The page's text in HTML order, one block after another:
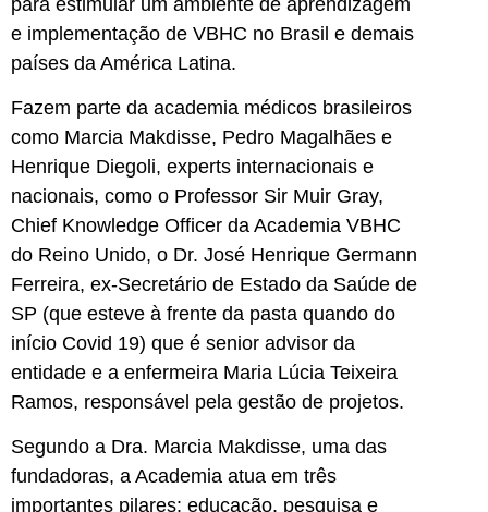
e implementação de VBHC no Brasil e demais
países da América Latina.
Fazem parte da academia médicos brasileiros
como Marcia Makdisse, Pedro Magalhães e
Henrique Diegoli, experts internacionais e
nacionais, como o Professor Sir Muir Gray,
Chief Knowledge Officer da Academia VBHC
do Reino Unido, o Dr. José Henrique Germann
Ferreira, ex-Secretário de Estado da Saúde de
SP (que esteve à frente da pasta quando do
início Covid 19) que é senior advisor da
entidade e a enfermeira Maria Lúcia Teixeira
Ramos, responsável pela gestão de projetos.
Segundo a Dra. Marcia Makdisse, uma das
fundadoras, a Academia atua em três
importantes pilares: educação, pesquisa e